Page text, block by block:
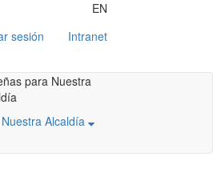
EN
sesión Intranet
Nuestra Alcaldía